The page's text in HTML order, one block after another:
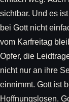
sichtbar. Und es
bei Gott nicht
vom Karfreitag
Opfer, die
nicht nur an ihre
einnimmt. Gott ist
Hoffnungslosen.